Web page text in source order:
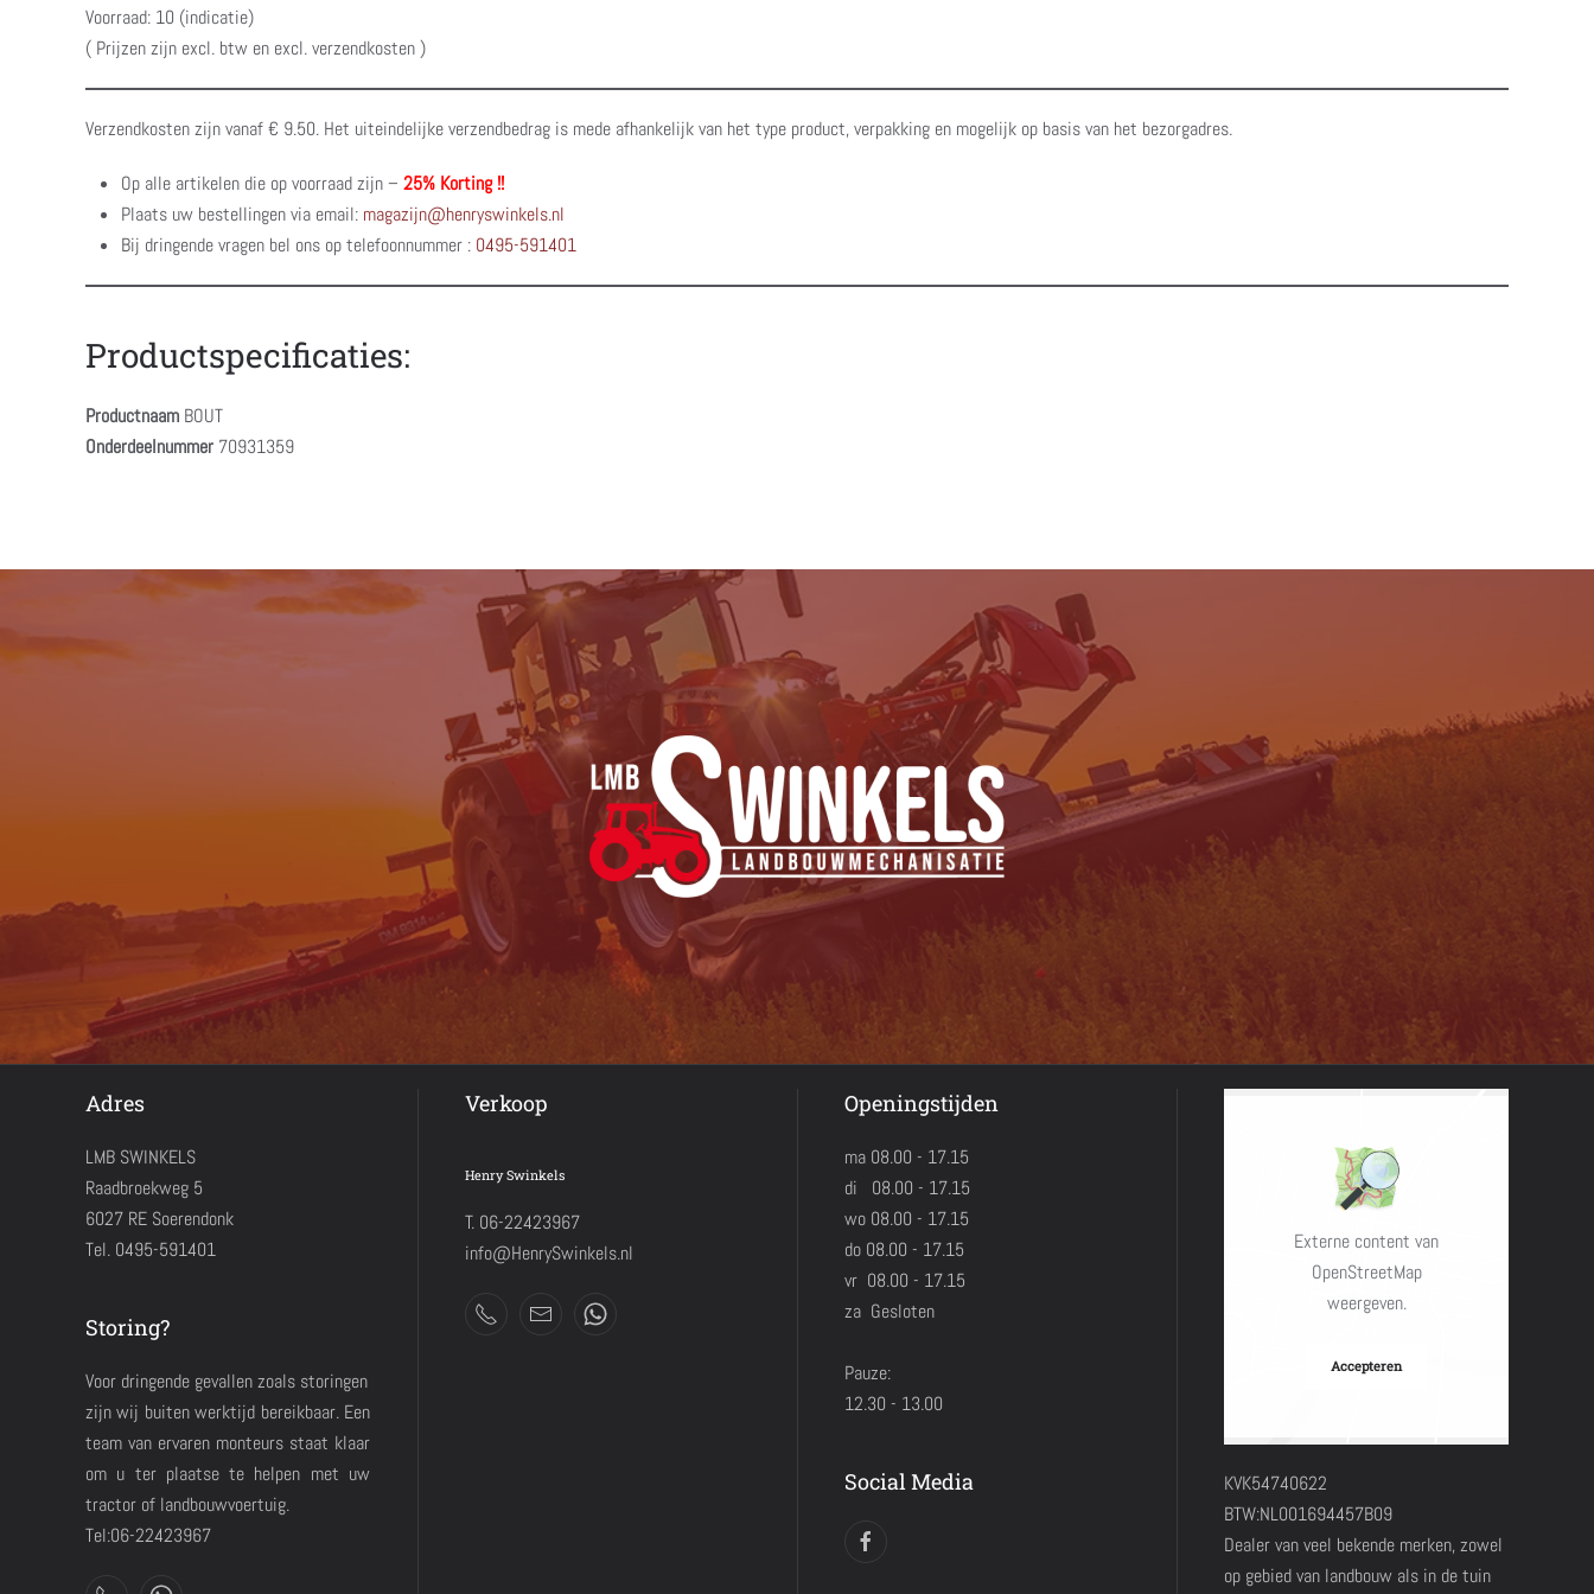
Voorraad: 10 (indicatie)
( Prijzen zijn excl. btw en excl. verzendkosten )
Verzendkosten zijn vanaf € 9.50. Het uiteindelijke verzendbedrag is mede afhankelijk van het type product, verpakking en mogelijk op basis van het bezorgadres.
Op alle artikelen die op voorraad zijn – 25% Korting !!
Plaats uw bestellingen via email: magazijn@henryswinkels.nl
Bij dringende vragen bel ons op telefoonnummer : 0495-591401
Productspecificaties:
Productnaam BOUT
Onderdeelnummer 70931359
Adres
LMB SWINKELS
Raadbroekweg 5
6027 RE Soerendonk
Tel. 0495-591401
Storing?
Voor dringende gevallen zoals storingen
zijn wij buiten werktijd bereikbaar. Een
team van ervaren monteurs staat klaar
om u ter plaatse te helpen met uw
tractor of landbouwvoertuig.
Tel:06-22423967
Verkoop
Henry Swinkels
T. 06-22423967
info@HenrySwinkels.nl
Openingstijden
ma 08.00 - 17.15
di 08.00 - 17.15
wo 08.00 - 17.15
do 08.00 - 17.15
vr 08.00 - 17.15
za Gesloten
Pauze:
12.30 - 13.00
Social Media
Externe content van
OpenStreetMap
weergeven.
Accepteren
KVK54740622
BTW:NL001694457B09
Dealer van veel bekende merken, zowel
op gebied van landbouw als in de tuin